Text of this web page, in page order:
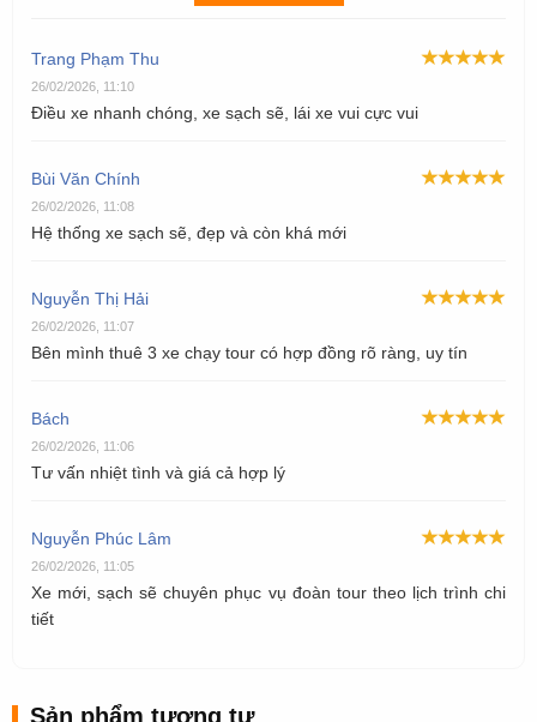
Trang Phạm Thu
26/02/2026, 11:10
Điều xe nhanh chóng, xe sạch sẽ, lái xe vui cực vui
Bùi Văn Chính
26/02/2026, 11:08
Hệ thống xe sạch sẽ, đẹp và còn khá mới
Nguyễn Thị Hải
26/02/2026, 11:07
Bên mình thuê 3 xe chạy tour có hợp đồng rõ ràng, uy tín
Bách
26/02/2026, 11:06
Tư vấn nhiệt tình và giá cả hợp lý
Nguyễn Phúc Lâm
26/02/2026, 11:05
Xe mới, sạch sẽ chuyên phục vụ đoàn tour theo lịch trình chi
tiết
Sản phẩm tương tự